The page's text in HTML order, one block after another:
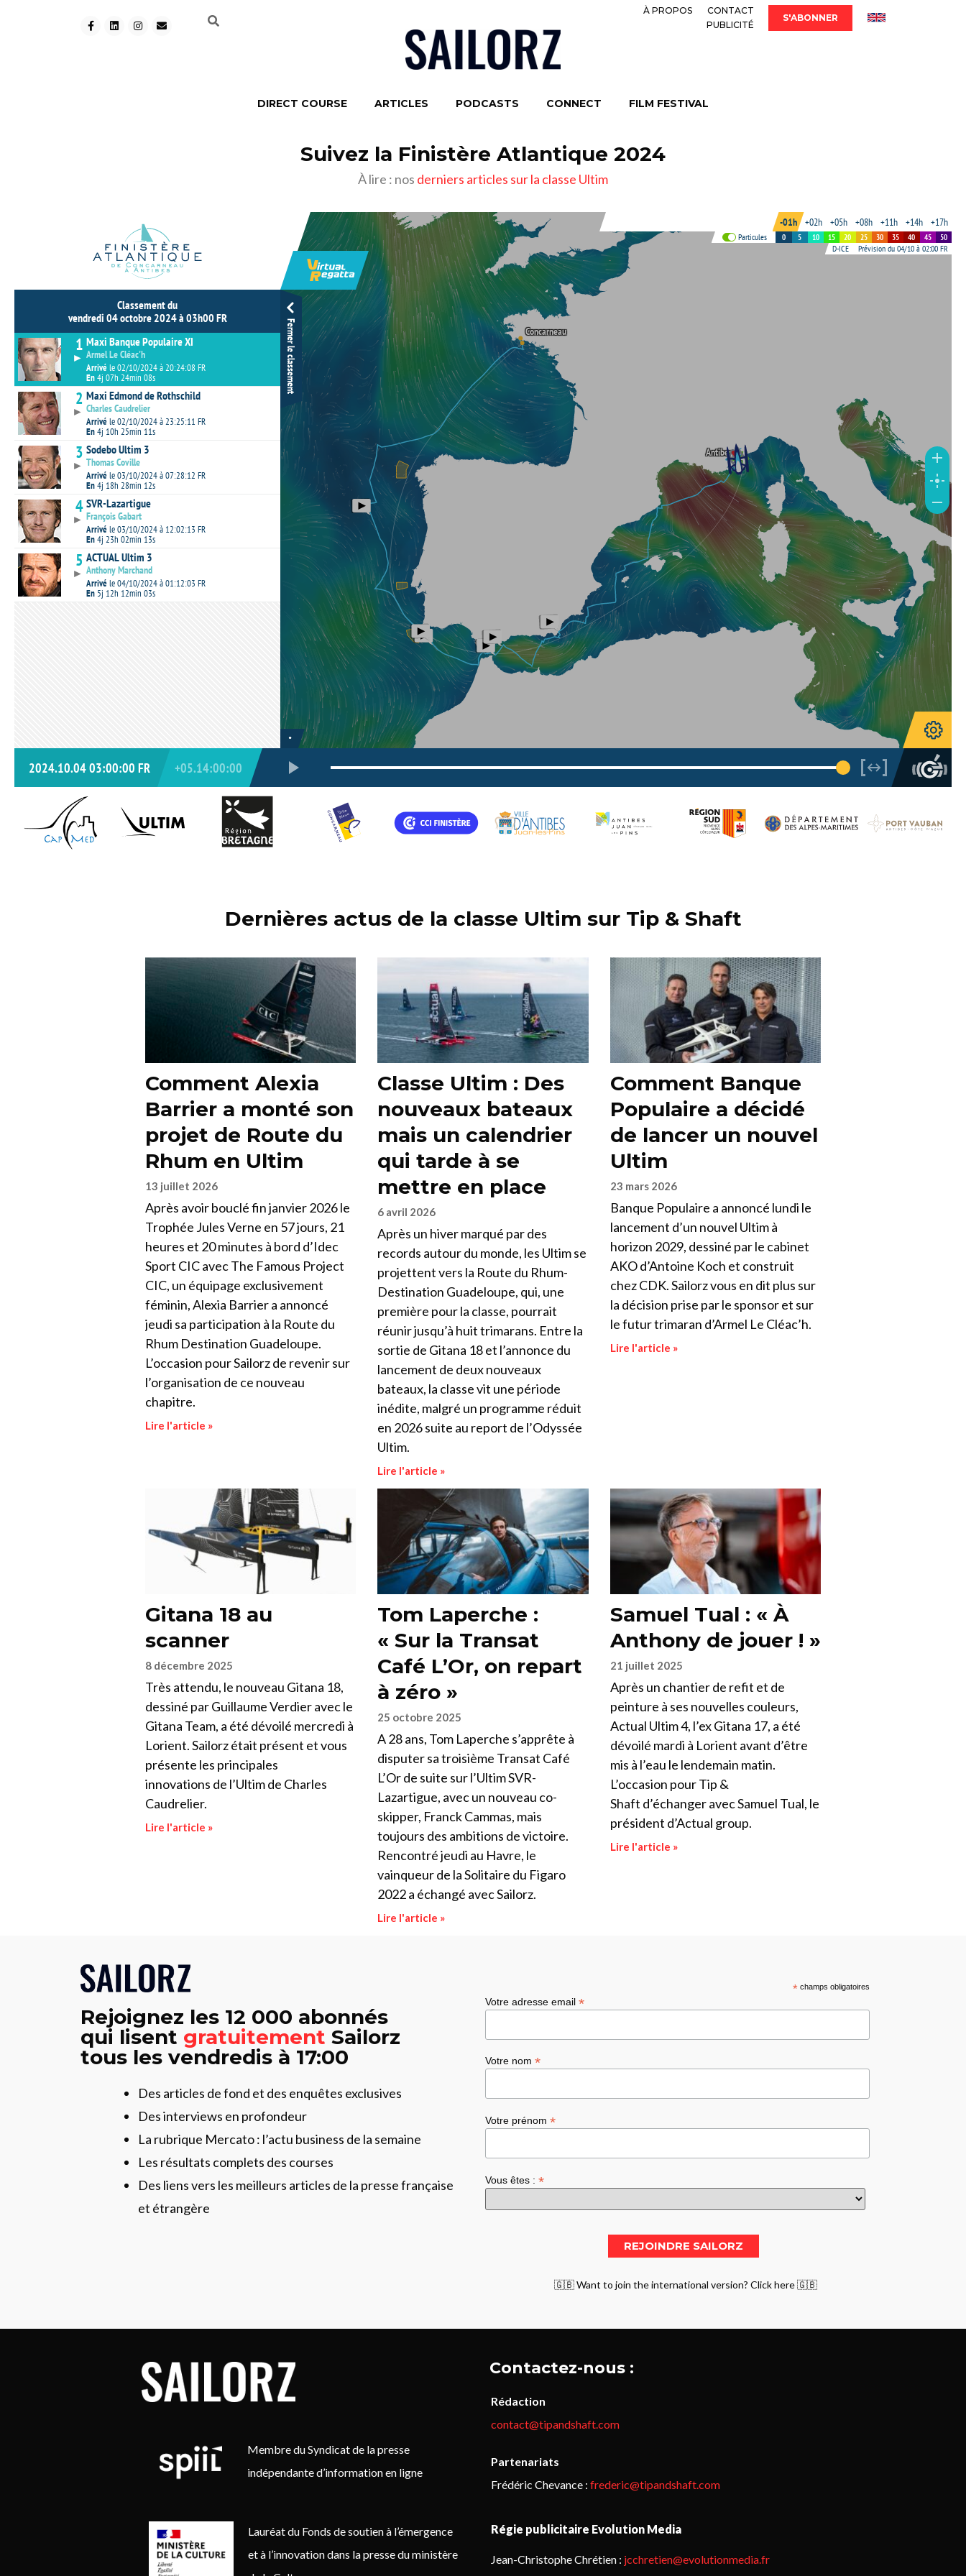
À PROPOS
CONTACT
PUBLICITÉ
S'ABONNER
DIRECT COURSE ARTICLES PODCASTS CONNECT FILM FESTIVAL
Suivez la Finistère Atlantique 2024
À lire : nos derniers articles sur la classe Ultim
Dernières actus de la classe Ultim sur Tip & Shaft
Comment Alexia
Barrier a monté son
projet de Route du
Rhum en Ultim
13 juillet 2026
Après avoir bouclé fin janvier 2026 le
Trophée Jules Verne en 57 jours, 21
heures et 20 minutes à bord d’Idec
Sport CIC avec The Famous Project
CIC, un équipage exclusivement
féminin, Alexia Barrier a annoncé
jeudi sa participation à la Route du
Rhum Destination Guadeloupe.
L’occasion pour Sailorz de revenir sur
l’organisation de ce nouveau
chapitre.
Lire l'article »
Classe Ultim : Des
nouveaux bateaux
mais un calendrier
qui tarde à se
mettre en place
6 avril 2026
Après un hiver marqué par des
records autour du monde, les Ultim se
projettent vers la Route du Rhum-
Destination Guadeloupe, qui, une
première pour la classe, pourrait
réunir jusqu’à huit trimarans. Entre la
sortie de Gitana 18 et l’annonce du
lancement de deux nouveaux
bateaux, la classe vit une période
inédite, malgré un programme réduit
en 2026 suite au report de l’Odyssée
Ultim.
Lire l'article »
Comment Banque
Populaire a décidé
de lancer un nouvel
Ultim
23 mars 2026
Banque Populaire a annoncé lundi le
lancement d’un nouvel Ultim à
horizon 2029, dessiné par le cabinet
AKO d’Antoine Koch et construit
chez CDK. Sailorz vous en dit plus sur
la décision prise par le sponsor et sur
le futur trimaran d’Armel Le Cléac’h.
Lire l'article »
Gitana 18 au
scanner
8 décembre 2025
Très attendu, le nouveau Gitana 18,
dessiné par Guillaume Verdier avec le
Gitana Team, a été dévoilé mercredi à
Lorient. Sailorz était présent et vous
présente les principales
innovations de l’Ultim de Charles
Caudrelier.
Lire l'article »
Tom Laperche :
« Sur la Transat
Café L’Or, on repart
à zéro »
25 octobre 2025
A 28 ans, Tom Laperche s’apprête à
disputer sa troisième Transat Café
L’Or de suite sur l’Ultim SVR-
Lazartigue, avec un nouveau co-
skipper, Franck Cammas, mais
toujours des ambitions de victoire.
Rencontré jeudi au Havre, le
vainqueur de la Solitaire du Figaro
2022 a échangé avec Sailorz.
Lire l'article »
Samuel Tual : « À
Anthony de jouer ! »
21 juillet 2025
Après un chantier de refit et de
peinture à ses nouvelles couleurs,
Actual Ultim 4, l’ex Gitana 17, a été
dévoilé mardi à Lorient avant d’être
mis à l’eau le lendemain matin.
L’occasion pour Tip &
Shaft d’échanger avec Samuel Tual, le
président d’Actual group.
Lire l'article »
Rejoignez les 12 000 abonnés
qui lisent gratuitement Sailorz
tous les vendredis à 17:00
Des articles de fond et des enquêtes exclusives
Des interviews en profondeur
La rubrique Mercato : l’actu business de la semaine
Les résultats complets des courses
Des liens vers les meilleurs articles de la presse française
et étrangère
*champs obligatoires
Votre adresse email*
Votre nom*
Votre prénom*
Vous êtes :*
🇬🇧 Want to join the international version? Click here 🇬🇧
Membre du Syndicat de la presse
indépendante d’information en ligne
Lauréat du Fonds de soutien à l’émergence
et à l’innovation dans la presse du ministère
Contactez-nous :
Rédaction
contact@tipandshaft.com
Partenariats
Frédéric Chevance : frederic@tipandshaft.com
Régie publicitaire Evolution Media
Jean-Christophe Chrétien : jcchretien@evolutionmedia.fr